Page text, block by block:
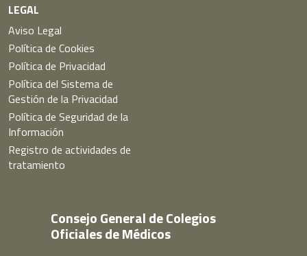
LEGAL
Aviso Legal
Política de Cookies
Política de Privacidad
Política del Sistema de
Gestión de la Privacidad
Política de Seguridad de la
Información
Registro de actividades de
tratamiento
Consejo General de Colegios
Oficiales de Médicos